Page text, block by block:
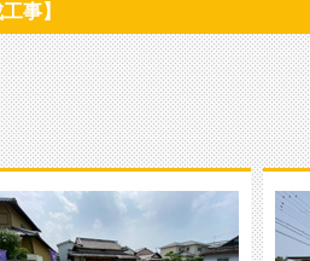
事】